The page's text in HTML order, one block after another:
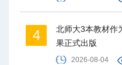
4
北师大3本教材作
果正式出版
2026-08-04